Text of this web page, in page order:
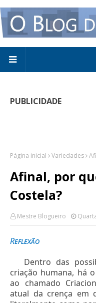
PUBLICIDADE
Página inicial Variedades
Afinal, por
Costela?
Mestre Blogueiro
Reflexão
Dentro das
criação humana, há
ao chamado
atual da crença em